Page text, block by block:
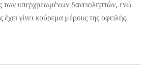
των υπερχρεωμένων δανειοληπτών, ενώ
έχει γίνει κούρεμα μέρους της οφειλής.